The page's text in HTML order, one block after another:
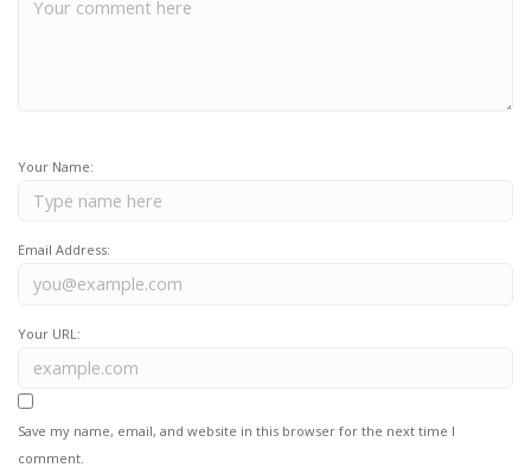
Your Name:
Email Address:
Your URL:
Save my name, email, and website in this browser for the next time I
comment.